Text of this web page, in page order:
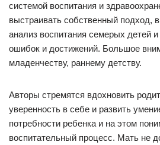
системой воспитания и
выстраивать собственный подход, в
анализ воспитания семерых детей
ошибок и достижений. Большое
младенчеству, раннему детству.
Авторы стремятся вдохновить
уверенность в себе и развить
потребности ребенка и на этом
воспитательный процесс. Мать не